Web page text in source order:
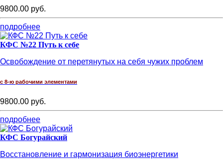
9800.00 руб.
подробнее
КФС №22 Путь к себе
Освобождение от перетянутых на себя чужих проблем
с 8-ю рабочими элементами
9800.00 руб.
подробнее
КФС Богурайский
Восстановление и гармонизация биоэнергетики